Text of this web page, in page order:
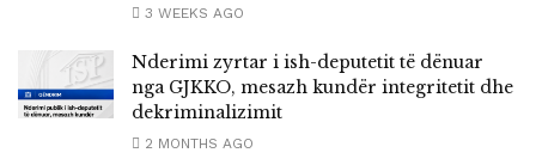
3 WEEKS AGO
Nderimi zyrtar i ish-deputetit të dënuar
nga GJKKO, mesazh kundër integritetit dhe
dekriminalizimit
2 MONTHS AGO